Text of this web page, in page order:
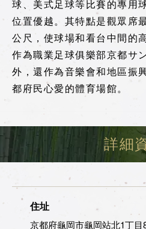
周邊觀光景點
周邊觀光景點列表
嵯峨地區
保津峽地區
龜岡地區
此處預訂票
球、美式足球等比賽的專用
位置優越。其特點是觀眾席
公尺，使球場和看台中間的
作為職業足球俱樂部京都サ
外，還作為音樂會和地區振
都府民心愛的體育場館。
詳細
住址
京都府龜岡市龜岡站北1丁目